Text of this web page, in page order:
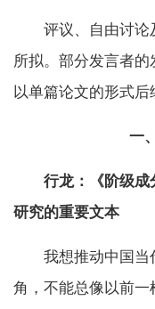
评议、自由讨论
所拟。部分发言者
以单篇论文的形式后
一、
行龙：《阶级成
研究的重要文本
我想推动中国当
角，不能总像以前一